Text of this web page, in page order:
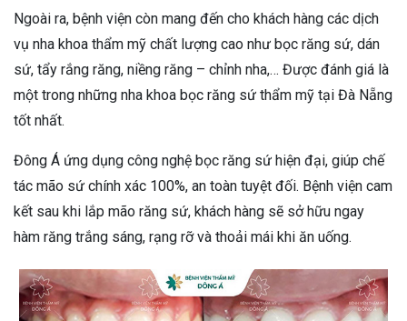
Ngoài ra, bệnh viện còn mang đến cho khách hàng các dịch
vụ nha khoa thẩm mỹ chất lượng cao như bọc răng sứ, dán
sứ, tẩy rắng răng, niềng răng – chỉnh nha,… Được đánh giá là
một trong những nha khoa bọc răng sứ thẩm mỹ tại Đà Nẵng
tốt nhất.
Đông Á ứng dụng công nghệ bọc răng sứ hiện đại, giúp chế
tác mão sứ chính xác 100%, an toàn tuyệt đối. Bệnh viện cam
kết sau khi lắp mão răng sứ, khách hàng sẽ sở hữu ngay
hàm răng trắng sáng, rạng rỡ và thoải mái khi ăn uống.